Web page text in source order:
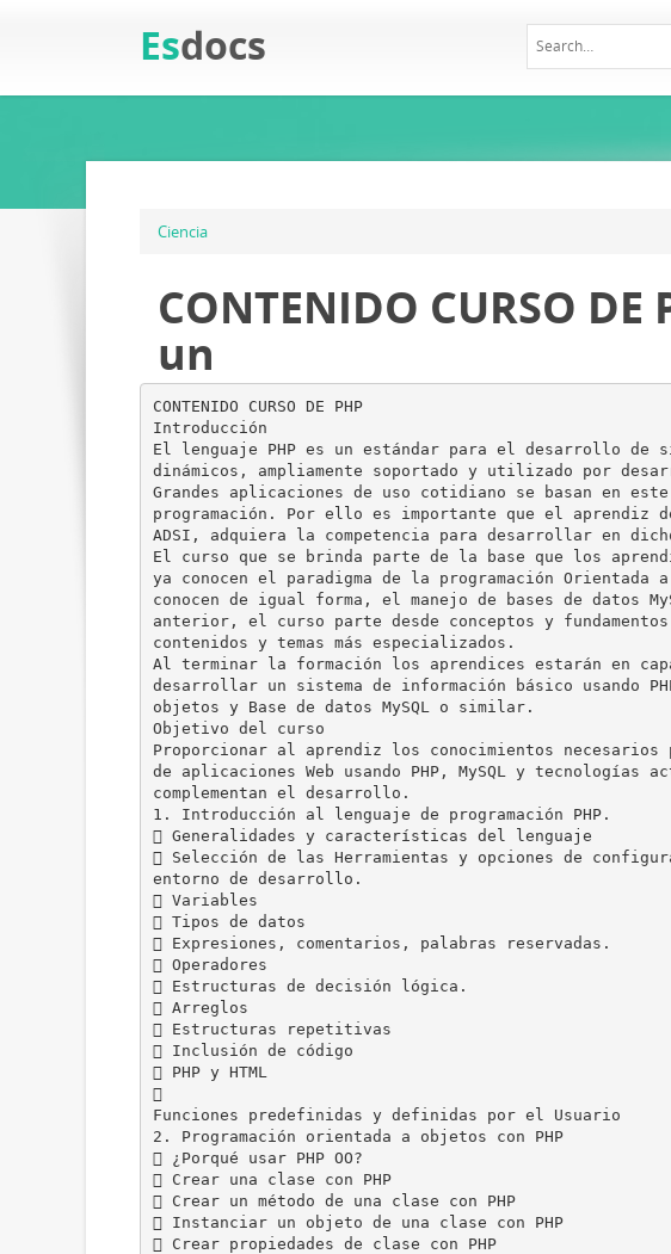
Esdocs
Ciencia
CONTENIDO CURSO
un
CONTENIDO CURSO DE PHP
Introducción
El lenguaje PHP es un estándar para el desarrollo de
dinámicos, ampliamente soportado y utilizado por
Grandes aplicaciones de uso cotidiano se basan en
programación. Por ello es importante que el aprendiz
ADSI, adquiera la competencia para desarrollar en
El curso que se brinda parte de la base que los
ya conocen el paradigma de la programación Orientada
conocen de igual forma, el manejo de bases de datos
anterior, el curso parte desde conceptos y
contenidos y temas más especializados.
Al terminar la formación los aprendices estarán en
desarrollar un sistema de información básico usando
objetos y Base de datos MySQL o similar.
Objetivo del curso
Proporcionar al aprendiz los conocimientos
de aplicaciones Web usando PHP, MySQL y tecnologías
complementan el desarrollo.
1. Introducción al lenguaje de programación PHP.
 Generalidades y características del lenguaje
 Selección de las Herramientas y opciones de
entorno de desarrollo.
 Variables
 Tipos de datos
 Expresiones, comentarios, palabras reservadas.
 Operadores
 Estructuras de decisión lógica.
 Arreglos
 Estructuras repetitivas
 Inclusión de código
 PHP y HTML

Funciones predefinidas y definidas por el Usuario
2. Programación orientada a objetos con PHP
 ¿Porqué usar PHP OO?
 Crear una clase con PHP
 Crear un método de una clase con PHP
 Instanciar un objeto de una clase con PHP
 Crear propiedades de clase con PHP